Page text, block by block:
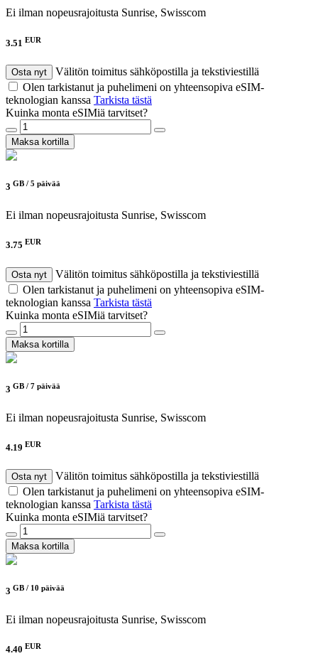
Ei ilman nopeusrajoitusta Sunrise, Swisscom
3.51 EUR
Osta nyt
Välitön toimitus sähköpostilla ja tekstiviestillä
Olen tarkistanut ja puhelimeni on yhteensopiva eSIM-
teknologian kanssa Tarkista tästä
Kuinka monta eSIMiä tarvitset?
Maksa kortilla
3 GB / 5 päivää
Ei ilman nopeusrajoitusta Sunrise, Swisscom
3.75 EUR
Osta nyt
Välitön toimitus sähköpostilla ja tekstiviestillä
Olen tarkistanut ja puhelimeni on yhteensopiva eSIM-
teknologian kanssa Tarkista tästä
Kuinka monta eSIMiä tarvitset?
Maksa kortilla
3 GB / 7 päivää
Ei ilman nopeusrajoitusta Sunrise, Swisscom
4.19 EUR
Osta nyt
Välitön toimitus sähköpostilla ja tekstiviestillä
Olen tarkistanut ja puhelimeni on yhteensopiva eSIM-
teknologian kanssa Tarkista tästä
Kuinka monta eSIMiä tarvitset?
Maksa kortilla
3 GB / 10 päivää
Ei ilman nopeusrajoitusta Sunrise, Swisscom
4.40 EUR